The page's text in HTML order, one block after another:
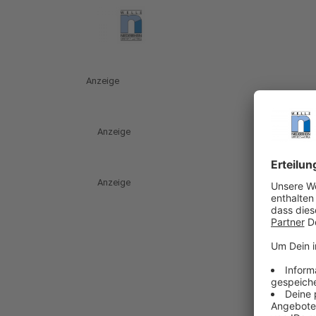
Anzeige
Anzeige
Anzeige